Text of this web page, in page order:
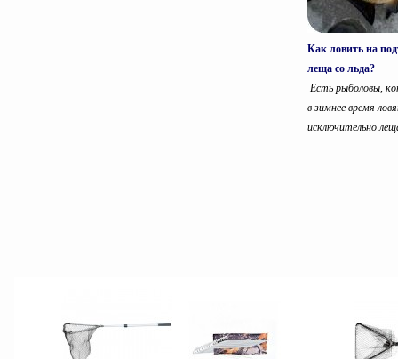
Как ловить на
леща со льда?
Есть рыболовы,
в зимнее время
исключительно